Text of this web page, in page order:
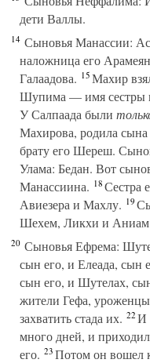
дети Валлы.
14 Сыновья Манассии:
наложница его
Галаадова. 15Махир
Шупима — имя сестры
У Салпаада были
Махирова, родила
брату его Шереш.
Улама: Бедан. Вот
Манассиина. 18Сестра
Авиезера и Махлу. 19
Шехем, Ликхи и
20 Сыновья Ефрема:
сын его, и Елеада, сын
сын его, и Шутелах,
жители Гефа,
захватить стада их. 22И
много дней, и
его. 23Потом он вошел